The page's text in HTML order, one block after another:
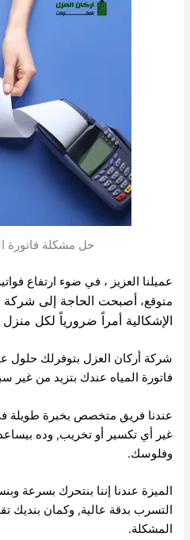
حل مشكلة فاتورة
عميلنا العزيز ، في ضوء ارتفاع
متوقع، أصبحت الحاجة إلى شركة
الإشكالية أمراً ضرورياً لكل
شركة أركان العزل بتوفرلك حلول
فاتورة المياه عندك بتزيد من غير
عندنا فريق متخصص بخبرة طويلة
غير أي تكسير أو تخريب, وده
وفلوسك.
الميزة عندنا إننا بنتحرك بسرعة
التسرب بدقة عالية, وكمان بنديك
المشكلة.